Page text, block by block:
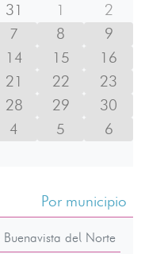
31 1
2
7 8
9
14 15
16
21 22
23
28 29
30
4 5 6
Por municipio
Buenavista del Norte